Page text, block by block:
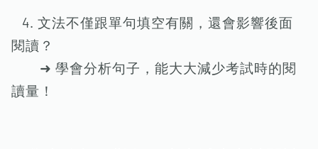
4. 文法不僅跟單句填空有關，還會影響後面
閱讀？
➜ 學會分析句子，能大大減少考試時的閱
讀量！